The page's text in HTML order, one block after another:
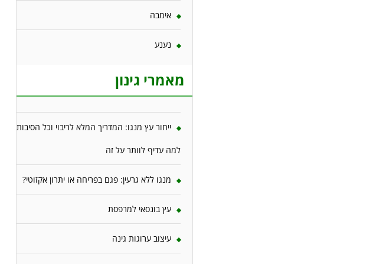
אימבה
נענע
מאמרי גינון
ייחור עץ מנגו: המדריך המלא לריבוי וכל הסיבות
למה עדיף לוותר על זה
מנגו ללא גרעין: פגם בפריחה או יתרון אקזוטי?
עץ בונסאי למרפסת
עיצוב ערוגות גינה